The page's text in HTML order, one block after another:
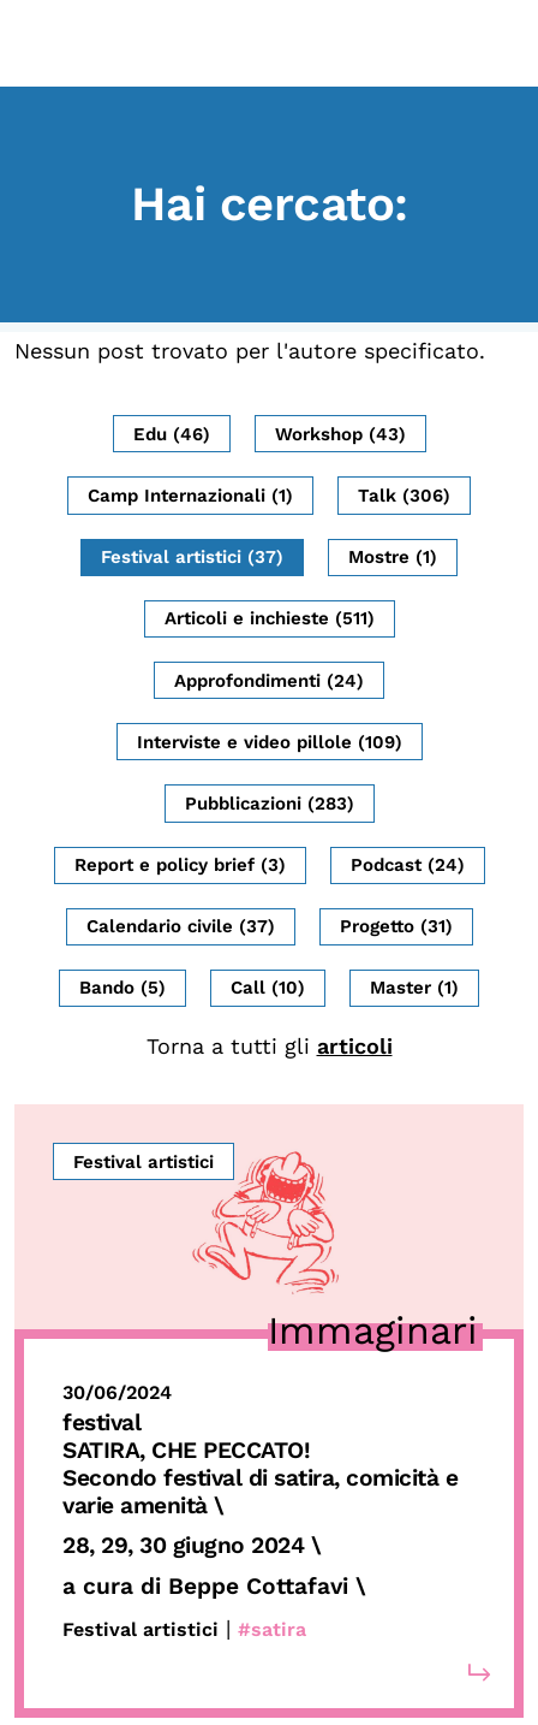
LA FONDAZIONE
Archivio
Archivi del presente
Biblioteca
Mostre digitali
Osservatori di ricerca
Progetti Nazionali
Progetti Internazionali
Pubblicazioni
Storie di Resistenza, ottant’anni dopo
Calendario civile
Elezioni dal mondo
Attività per bambine e bambini
Programmi per le scuole
Classici del Pensiero Politico
Master e Executive Program
Hai cercato:
Nessun post trovato per l'autore specificato.
Edu (46) Workshop (43)
Camp Internazionali (1) Talk (306)
Festival artistici (37) Mostre (1)
Articoli e inchieste (511)
Approfondimenti (24)
Interviste e video pillole (109)
Pubblicazioni (283)
Report e policy brief (3) Podcast (24)
Calendario civile (37) Progetto (31)
Bando (5) Call (10) Master (1)
Torna a tutti gli articoli
Festival artistici
Immaginari
30/06/2024
festival
SATIRA, CHE PECCATO!
Secondo festival di satira, comicità e
varie amenità \
28, 29, 30 giugno 2024 \
a cura di Beppe Cottafavi \
Festival artistici | #satira